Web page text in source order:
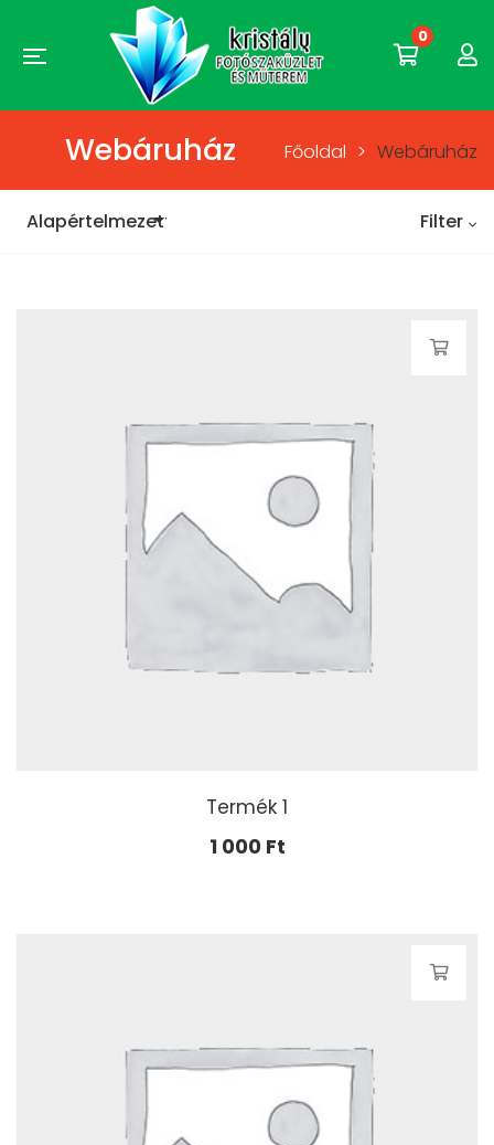
0
Webáruház Főoldal > Webáruház
Filter
Termék 1
1 000 Ft